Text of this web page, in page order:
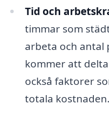
Tid och
timmar som
arbeta och antal
kommer att
också faktorer
totala kostnaden.